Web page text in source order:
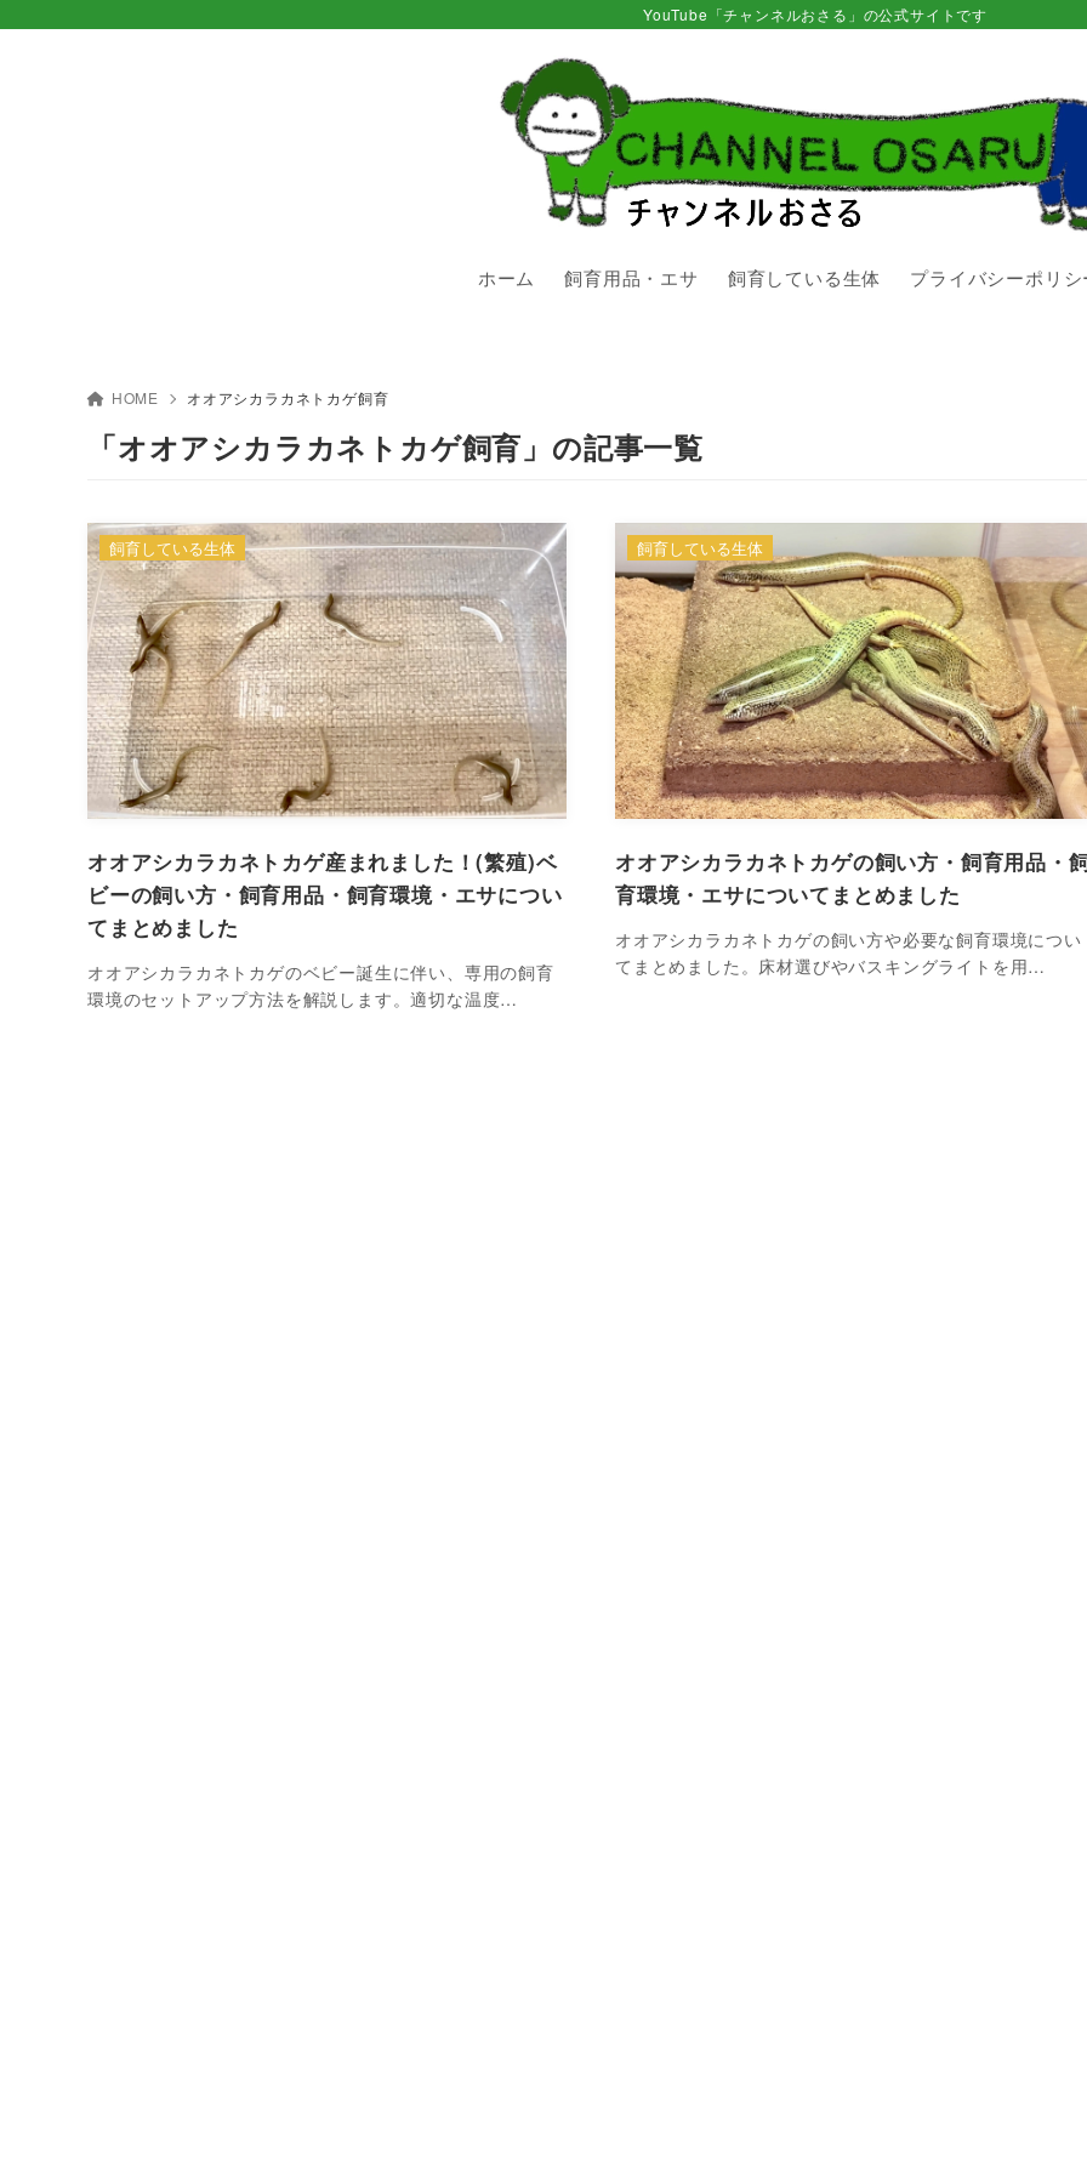
YouTube「チャンネルおさる」の公式サイトです
ホーム 飼育用品・エサ 飼育している生体 プライバシーポリ
HOME オオアシカラカネトカゲ飼育
「オオアシカラカネトカゲ飼育」の記事一覧
オオアシカラカネトカゲ産まれました！(繁殖)ベ
ビーの飼い方・飼育用品・飼育環境・エサについ
てまとめました
オオアシカラカネトカゲのベビー誕生に伴い、専用の飼育
環境のセットアップ方法を解説します。適切な温度…
飼育している生体
オオアシカラカネトカゲの飼い方・飼育用品・
育環境・エサについてまとめました
オオアシカラカネトカゲの飼い方や必要な飼育環境につい
てまとめました。床材選びやバスキングライトを用…
飼育している生体